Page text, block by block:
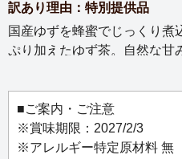
訳あり理由：特別提供品
国産ゆずを蜂蜜でじっくり煮
ぷり加えたゆず茶。自然な甘
■ご案内・ご注意
※賞味期限：2027/2/3
※アレルギー特定原材料 無